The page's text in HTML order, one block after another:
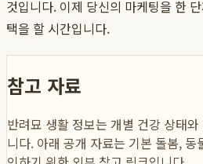
것입니다. 이제 당신의 마케팅을 한
택을 할 시간입니다.
참고 자료
반려묘 생활 정보는 개별 건강 상태
니다. 아래 공개 자료는 기본 돌봄,